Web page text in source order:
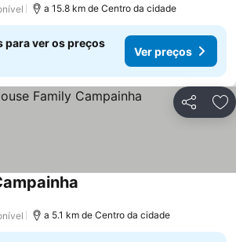
a 15.8 km de Centro da cidade
para ver os preços
Ver preços
Partilhar
a 5.1 km de Centro da cidade